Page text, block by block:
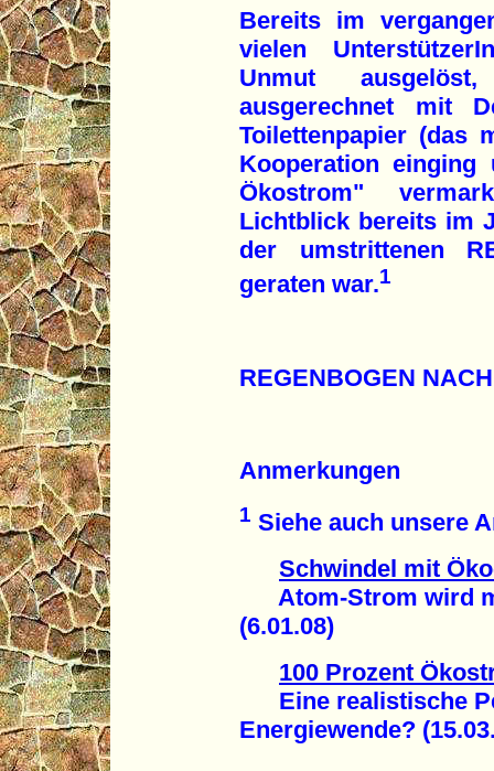
Bereits im
vielen
Unmut
ausgerechnet mit
Toilettenpapier (das
Kooperation
Ökostrom"
Lichtblick bereits im
der umstrittenen
geraten war.1
REGENBOGEN
Anmerkungen
1 Siehe auch unsere
Schwindel mit
Atom-Strom wird
(6.01.08)
100 Prozent
Eine realistische
Energiewende?